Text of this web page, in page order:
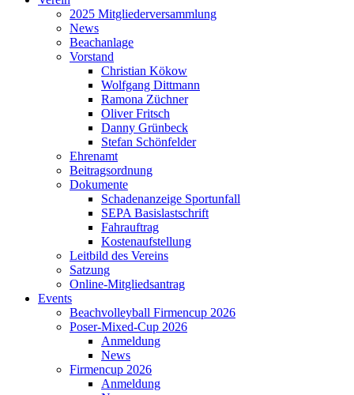
2025 Mitgliederversammlung
News
Beachanlage
Vorstand
Christian Kökow
Wolfgang Dittmann
Ramona Züchner
Oliver Fritsch
Danny Grünbeck
Stefan Schönfelder
Ehrenamt
Beitragsordnung
Dokumente
Schadenanzeige Sportunfall
SEPA Basislastschrift
Fahrauftrag
Kostenaufstellung
Leitbild des Vereins
Satzung
Online-Mitgliedsantrag
Events
Beachvolleyball Firmencup 2026
Poser-Mixed-Cup 2026
Anmeldung
News
Firmencup 2026
Anmeldung